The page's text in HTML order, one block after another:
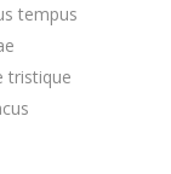
tempus
tristique